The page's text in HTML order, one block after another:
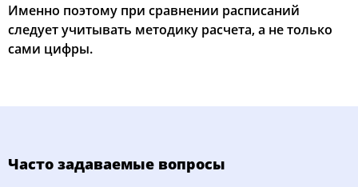
Именно поэтому при сравнении расписаний
следует учитывать методику расчета, а не только
сами цифры.
Часто задаваемые вопросы